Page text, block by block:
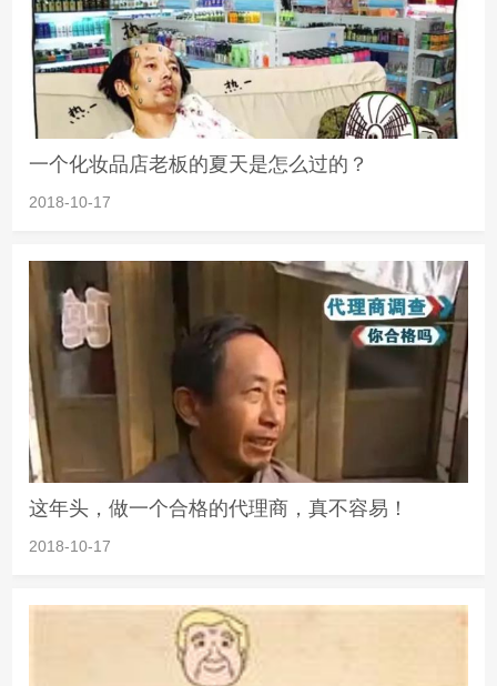
一个化妆品店老板的夏天是怎么过的？
2018-10-17
这年头，做一个合格的代理商，真不容易！
2018-10-17